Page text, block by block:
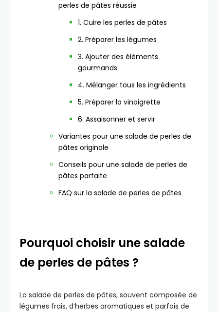
perles de pâtes réussie
1. Cuire les perles de pâtes
2. Préparer les légumes
3. Ajouter des éléments
gourmands
4. Mélanger tous les ingrédients
5. Préparer la vinaigrette
6. Assaisonner et servir
Variantes pour une salade de perles de
pâtes originale
Conseils pour une salade de perles de
pâtes parfaite
FAQ sur la salade de perles de pâtes
Pourquoi choisir une salade
de perles de pâtes ?
La salade de perles de pâtes, souvent composée de
légumes frais, d’herbes aromatiques et parfois de